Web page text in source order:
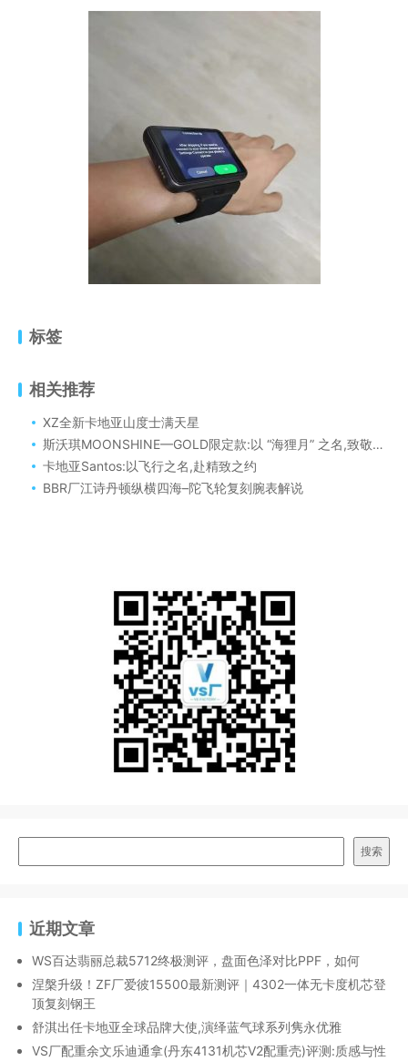
标签
相关推荐
XZ全新卡地亚山度士满天星
斯沃琪MOONSHINE—GOLD限定款:以 “海狸月” 之名,致敬地球韵律
卡地亚Santos:以飞行之名,赴精致之约
BBR厂江诗丹顿纵横四海–陀飞轮复刻腕表解说
搜索
近期文章
WS百达翡丽总裁5712终极测评，盘面色泽对比PPF，如何
涅槃升级！ZF厂爱彼15500最新测评｜4302一体无卡度机芯登
顶复刻钢王
舒淇出任卡地亚全球品牌大使,演绎蓝气球系列隽永优雅
VS厂配重余文乐迪通拿(丹东4131机芯V2配重壳)评测:质感与性